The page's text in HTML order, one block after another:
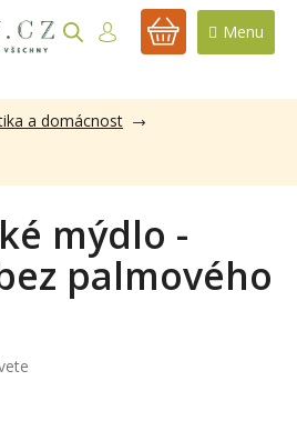
NÁKUPNÍ
a domácnost
mýdlo -
palmového